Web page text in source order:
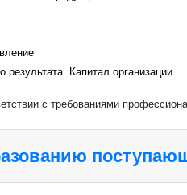
Капитал организации
с требованиями